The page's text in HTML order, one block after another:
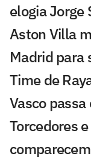
elogia Jorge
Aston Villa
Madrid para
Time de
Vasco
Torcedores